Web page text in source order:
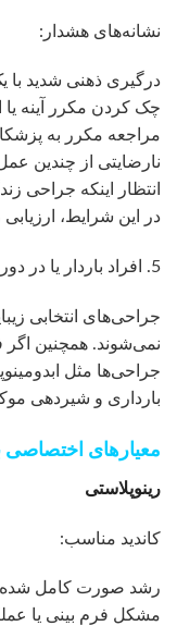
نشانه‌های هشدار:
درگیری ذهنی شدید
چک کردن مکرر آینه یا
مراجعه مکرر به
نارضایتی از چندین
انتظار اینکه جراحی
در این شرایط،
5. افراد باردار یا در دوران نزدیک به بارداری
جراحی‌های انتخابی
نمی‌شوند. همچنین اگر
جراحی‌ها مثل
بارداری و شیردهی
معیارهای اختصاصی
رینوپلاستی
کاندید مناسب:
رشد صورت کامل شده
مشکل فرم بینی یا